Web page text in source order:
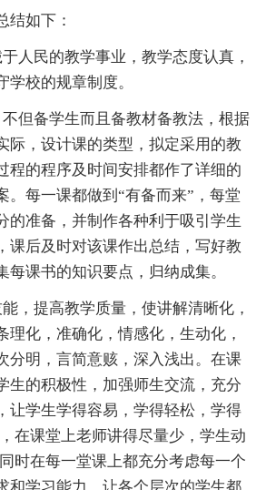
结如下：
人民的教学事业，教学态度认真，
学校的规章制度。
但备学生而且备教材备教法，根据
际，设计课的类型，拟定采用的教
程的程序及时间安排都作了详细的
。每一课都做到“有备而来”，每堂
的准备，并制作各种利于吸引学生
课后及时对该课作出总结，写好教
每课书的知识要点，归纳成集。
，提高教学质量，使讲解清晰化，
理化，准确化，情感化，生动化，
分明，言简意赅，深入浅出。在课
生的积极性，加强师生交流，充分
让学生学得容易，学得轻松，学得
在课堂上老师讲得尽量少，学生动
时在每一堂课上都充分考虑每一个